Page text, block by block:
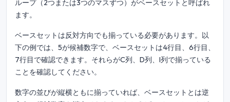
ループ（2つまたは3つのマスずつ）がベースセットと呼ばれ
ます。
ベースセットは反対方向でも揃っている必要があります。以
下の例では、5が候補数字で、ベースセットは4行目、6行目、
7行目で確認できます。それらがC列、D列、I列で揃っている
ことを確認してください。
数字の並びが縦横ともに揃っていれば、ベースセットとは逆